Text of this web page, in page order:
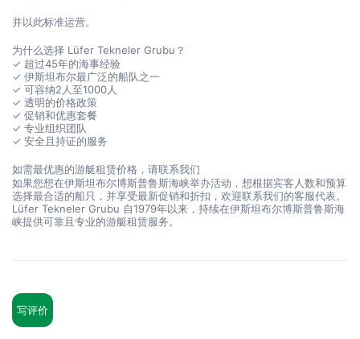
并以此标准运营。
为什么选择 Lüfer Tekneler Grubu？
✓ 超过45年的海事经验
✓ 伊斯坦布尔最广泛的船队之一
✓ 可容纳2人至1000人
✓ 透明的价格政策
✓ 促销和优惠套餐
✓ 专业组织团队
✓ 安全且持证的服务
如需最优惠的游艇租赁价格，请联系我们
如果您想在伊斯坦布尔博斯普鲁斯海峡举办活动，想根据宾客人数和预算
选择最合适的船只，并享受最新促销和折扣，欢迎联系我们的客服代表。
Lüfer Tekneler Grubu 自1979年以来，持续在伊斯坦布尔博斯普鲁斯海
峡提供可靠且专业的游艇租赁服务。
写评价